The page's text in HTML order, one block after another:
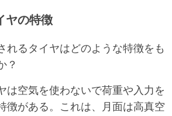
ヤの特徴
るタイヤはどのような特徴をも
？
空気を使わないで荷重や入力を
徴がある。これは、月面は高真空